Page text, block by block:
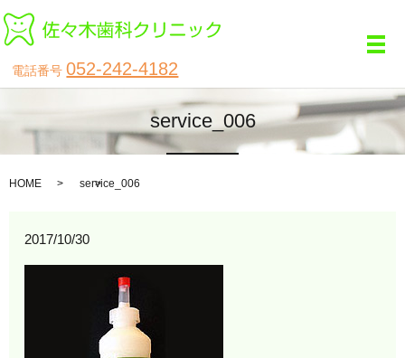
電話番号052-242-4182
メ
service_006
HOME service_006
2017/10/30